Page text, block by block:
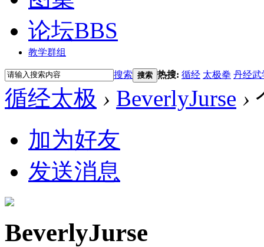
论坛BBS
教学群组
搜索 搜索 热搜: 循经 太极拳 丹经武
循经太极 › BeverlyJurse ›
加为好友
发送消息
BeverlyJurse